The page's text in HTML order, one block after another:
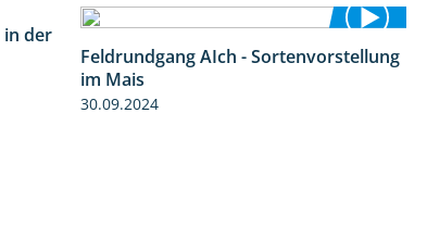
11:24
Feldrundgang AIch - Sortenvorstellung
im Mais
30.09.2024